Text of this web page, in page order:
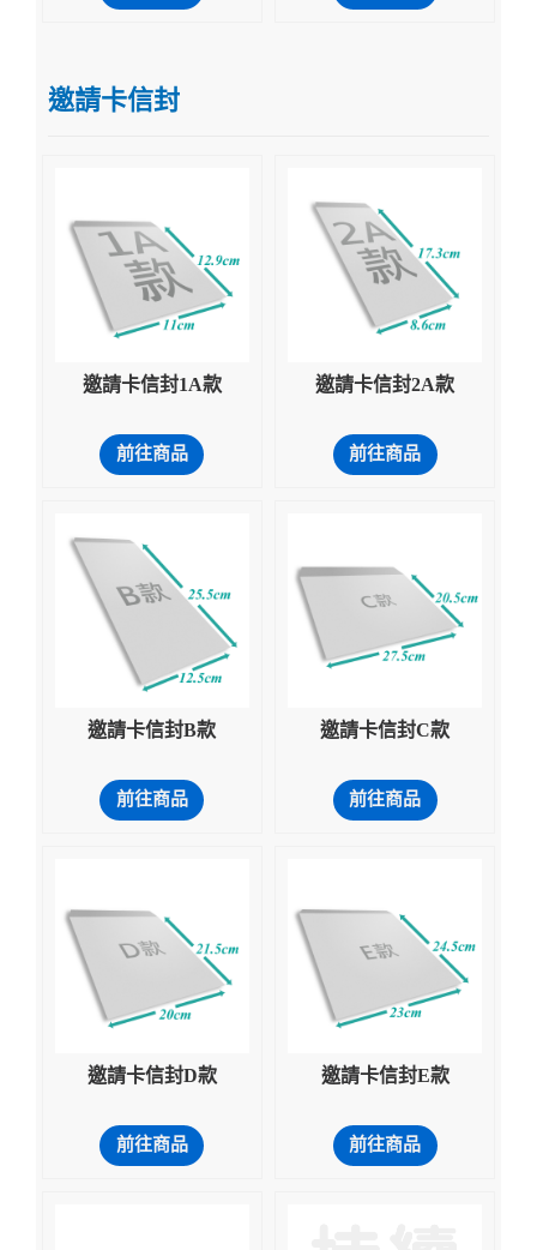
邀請卡信封
邀請卡信封1A款
前往商品
邀請卡信封2A款
前往商品
邀請卡信封B款
前往商品
邀請卡信封C款
前往商品
邀請卡信封D款
前往商品
邀請卡信封E款
前往商品